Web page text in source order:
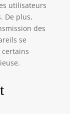
utilisateurs
De plus,
des
se